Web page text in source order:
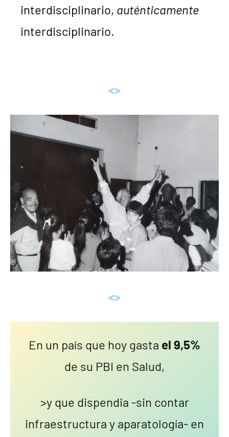
interdisciplinario, auténticamente
interdisciplinario.
<>
<>
En un país que hoy gasta el 9,5%
de su PBI en Salud,
>y que dispendia -sin contar
infraestructura y aparatología- en